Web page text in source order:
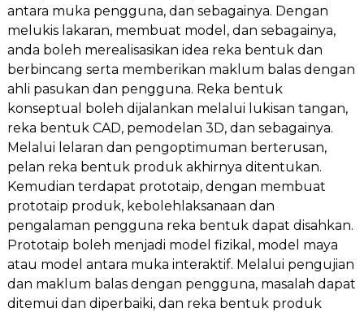
antara muka pengguna, dan sebagainya. Dengan
melukis lakaran, membuat model, dan sebagainya,
anda boleh merealisasikan idea reka bentuk dan
berbincang serta memberikan maklum balas dengan
ahli pasukan dan pengguna. Reka bentuk
konseptual boleh dijalankan melalui lukisan tangan,
reka bentuk CAD, pemodelan 3D, dan sebagainya.
Melalui lelaran dan pengoptimuman berterusan,
pelan reka bentuk produk akhirnya ditentukan.
Kemudian terdapat prototaip, dengan membuat
prototaip produk, kebolehlaksanaan dan
pengalaman pengguna reka bentuk dapat disahkan.
Prototaip boleh menjadi model fizikal, model maya
atau model antara muka interaktif. Melalui pengujian
dan maklum balas dengan pengguna, masalah dapat
ditemui dan diperbaiki, dan reka bentuk produk